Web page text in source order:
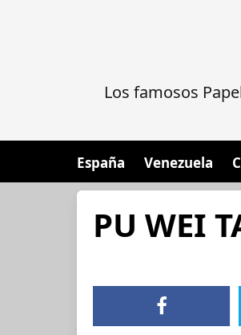
Los famosos
España Venezuela
PU WEI